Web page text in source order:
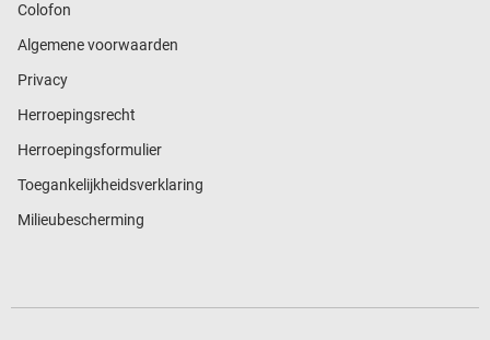
Colofon
Algemene voorwaarden
Privacy
Herroepingsrecht
Herroepingsformulier
Toegankelijkheidsverklaring
Milieubescherming